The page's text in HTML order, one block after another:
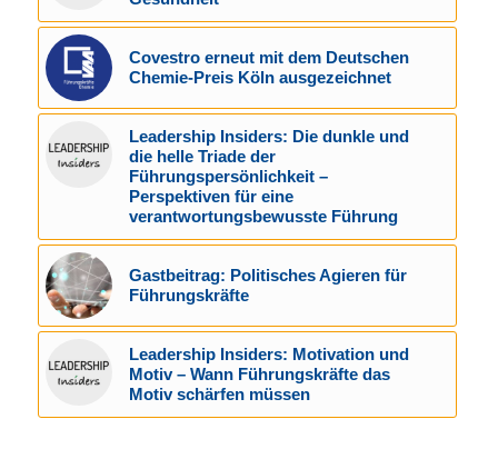
Covestro erneut mit dem Deutschen
Chemie-Preis Köln ausgezeichnet
Leadership Insiders: Die dunkle und
die helle Triade der
Führungspersönlichkeit –
Perspektiven für eine
verantwortungsbewusste Führung
Gastbeitrag: Politisches Agieren für
Führungskräfte
Leadership Insiders: Motivation und
Motiv – Wann Führungskräfte das
Motiv schärfen müssen